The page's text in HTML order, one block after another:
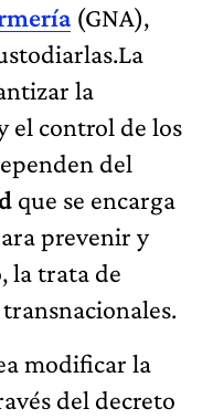
(GNA),
la
el control de los
del
que se encarga
prevenir y
la trata de
modificar la
del decreto